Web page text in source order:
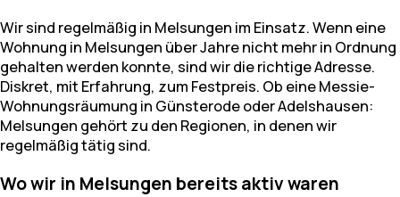
Wir sind regelmäßig in Melsungen im Einsatz. Wenn eine
Wohnung in Melsungen über Jahre nicht mehr in Ordnung
gehalten werden konnte, sind wir die richtige Adresse.
Diskret, mit Erfahrung, zum Festpreis. Ob eine Messie-
Wohnungsräumung in Günsterode oder Adelshausen:
Melsungen gehört zu den Regionen, in denen wir
regelmäßig tätig sind.
Wo wir in Melsungen bereits aktiv waren